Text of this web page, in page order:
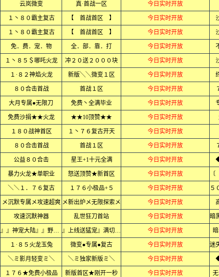
云岚微变 真·首战一区 今日实时开放
１丶８０霸主复古 【 首战首区 】 今日实时开放
１丶８０霸主复古 【 首战首区 】 今日实时开放
免．费．宠．物 全．部．靠．打 今日实时开放
１丶８５＄哪吒火龙 冲２０送２０００块 今日实时开放
１·８２神焰火龙 新版╲╲微变１区 今日实时开放
８０合击首战 首战１区 今日实时开放
大月专属●无限刀 免费丶全满毕业 今日实时开放
免费沙捐★★火龙 ★★10顶赞★★ 今日实时开放
１８０战神首区 １丶７６复古开天 今日实时开放
８０合击首战 首战１区 今日实时开放
公益８０合击 星王+1十元全满 今日实时开放
暴力火龙★单职业 怒送顶赞★新首区 今日实时开放
＼＼１．７６复古 １７６小极品+５ 今日实时开放
メ沉默专属メ攻速超爽 メ新出炉メ无限探索メ 今日实时开放
攻速沉默神器 乱世狂刀首站 今日实时开放
』』神宠大陆』』野外抓宠 』上线送猛宠』满切割』』 今日实时开放
１·８５火龙玉兔 微变●专属●复古 今日实时开放
＼ミ影月轻变ミ＼ ＼ミ独家新版ミ＼ 今日实时开放
１７６★免费小极品 新版首区★刚开一秒 今日实时开放